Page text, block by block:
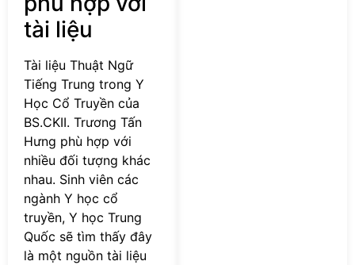
tài liệu
Tài liệu Thuật Ngữ
Tiếng Trung trong Y
Học Cổ Truyền của
BS.CKII. Trương Tấn
Hưng phù hợp với
nhiều đối tượng khác
nhau. Sinh viên các
ngành Y học cổ
truyền, Y học Trung
Quốc sẽ tìm thấy đây
là một nguồn tài liệu